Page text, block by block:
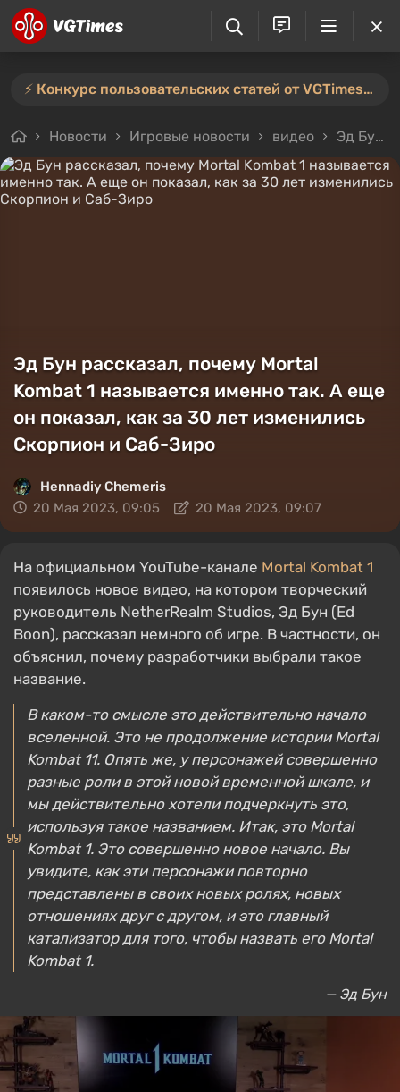
⚡️ Конкурс пользовательских статей от VGTimes продлён — участвуйте тут ⚡️
Новости Игровые новости видео Эд Бун рассказал, почему Mortal Kombat 1 называется именно так. А еще он показал, как за 30 лет изменились Скорпион и Саб-Зиро
Эд Бун рассказал, почему Mortal
Kombat 1 называется именно так. А еще
он показал, как за 30 лет изменились
Скорпион и Саб-Зиро
Hennadiy Chemеris
20 Мая 2023, 09:05
20 Мая 2023, 09:07
На официальном YouTube-канале Mortal Kombat 1
появилось новое видео, на котором творческий
руководитель NetherRealm Studios, Эд Бун (Ed
Boon), рассказал немного об игре. В частности, он
объяснил, почему разработчики выбрали такое
название.
В каком-то смысле это действительно начало
вселенной. Это не продолжение истории Mortal
Kombat 11. Опять же, у персонажей совершенно
разные роли в этой новой временной шкале, и
мы действительно хотели подчеркнуть это,
используя такое названием. Итак, это Mortal
Kombat 1. Это совершенно новое начало. Вы
увидите, как эти персонажи повторно
представлены в своих новых ролях, новых
отношениях друг с другом, и это главный
катализатор для того, чтобы назвать его Mortal
Kombat 1.
— Эд Бун